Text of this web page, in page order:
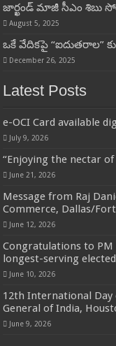
జార్ఖండ్‌ మాజీ సీఎం శిబు
August 5, 2025
ఒకే వేదికపై “ఐదుతరాల”
December 26, 2025
Latest Posts
e-OCI Card available
July 9, 2026
“Enjoying the nectar of
June 21, 2026
Message from Raj
Commerce, Dallas/
June 12, 2026
Congratulations to PM
longest-serving
June 10, 2026
12th International Day
General of India,
June 9, 2026